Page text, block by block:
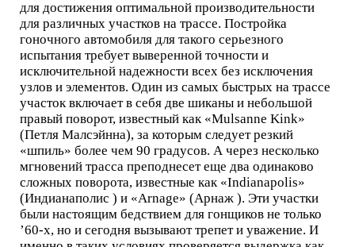
для достижения оптимальной производительности
для различных участков на трассе. Постройка
гоночного автомобиля для такого серьезного
испытания требует выверенной точности и
исключительной надежности всех без исключения
узлов и элементов. Один из самых быстрых на трассе
участок включает в себя две шиканы и небольшой
правый поворот, известный как «Mulsanne Kink»
(Петля Малсэйнна), за которым следует резкий
«шпиль» более чем 90 градусов. А через несколько
мгновений трасса преподнесет еще два одинаково
сложных поворота, известные как «Indianapolis»
(Индианаполис ) и «Arnage» (Арнаж ). Эти участки
были настоящим бедствием для гонщиков не только
’60-х, но и сегодня вызывают трепет и уважение. И